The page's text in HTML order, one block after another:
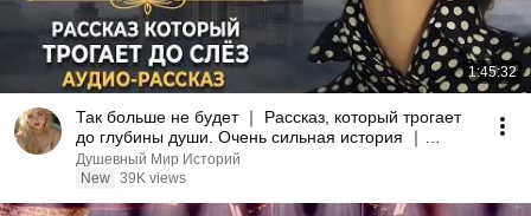
1:45:32
Так больше не будет ｜ Рассказ, который трогает
до глубины души. Очень сильная история ｜
Аудиорассказ
Душевный Мир Историй
New 39K views